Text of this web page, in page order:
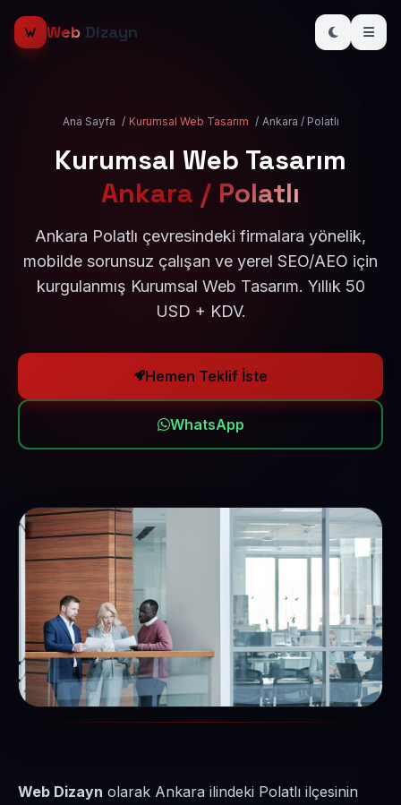
Web Dizayn
Ana Sayfa / Kurumsal Web Tasarım / Ankara / Polatlı
Kurumsal Web Tasarım
Ankara / Polatlı
Ankara Polatlı çevresindeki firmalara yönelik,
mobilde sorunsuz çalışan ve yerel SEO/AEO için
kurgulanmış Kurumsal Web Tasarım. Yıllık 50
USD + KDV.
Hemen Teklif İste
WhatsApp
Web Dizayn olarak Ankara ilindeki Polatlı ilçesinin